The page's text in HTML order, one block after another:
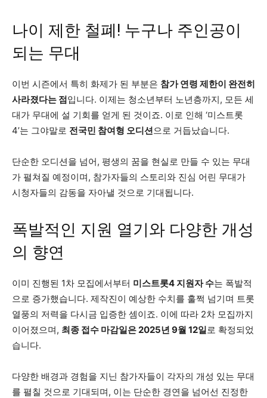
나이 제한 철폐! 누구나 주인공이
되는 무대
이번 시즌에서 특히 화제가 된 부분은 참가 연령 제한이 완전히
사라졌다는 점입니다. 이제는 청소년부터 노년층까지, 모든 세
대가 무대에 설 기회를 얻게 된 것이죠. 이로 인해 ‘미스트롯
4’는 그야말로 전국민 참여형 오디션으로 거듭났습니다.
단순한 오디션을 넘어, 평생의 꿈을 현실로 만들 수 있는 무대
가 펼쳐질 예정이며, 참가자들의 스토리와 진심 어린 무대가
시청자들의 감동을 자아낼 것으로 기대됩니다.
폭발적인 지원 열기와 다양한 개성
의 향연
이미 진행된 1차 모집에서부터 미스트롯4 지원자 수는 폭발적
으로 증가했습니다. 제작진이 예상한 수치를 훌쩍 넘기며 트롯
열풍의 저력을 다시금 입증한 셈이죠. 이에 따라 2차 모집까지
이어졌으며, 최종 접수 마감일은 2025년 9월 12일로 확정되었
습니다.
다양한 배경과 경험을 지닌 참가자들이 각자의 개성 있는 무대
를 펼칠 것으로 기대되며, 이는 단순한 경연을 넘어선 진정한